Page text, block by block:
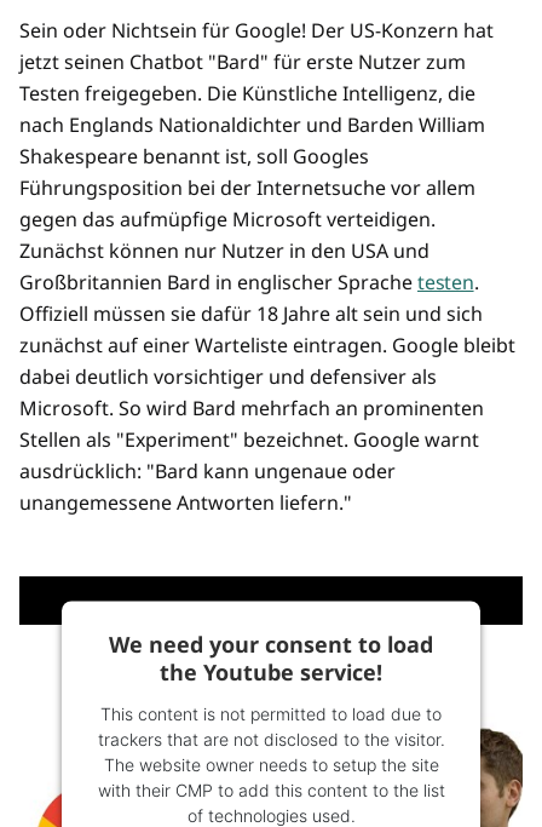
Sein oder Nichtsein für Google! Der US-Konzern hat
jetzt seinen Chatbot "Bard" für erste Nutzer zum
Testen freigegeben. Die Künstliche Intelligenz, die
nach Englands Nationaldichter und Barden William
Shakespeare benannt ist, soll Googles
Führungsposition bei der Internetsuche vor allem
gegen das aufmüpfige Microsoft verteidigen.
Zunächst können nur Nutzer in den USA und
Großbritannien Bard in englischer Sprachetesten.
Offiziell müssen sie dafür 18 Jahre alt sein und sich
zunächst auf einer Warteliste eintragen. Google bleibt
dabei deutlich vorsichtiger und defensiver als
Microsoft. So wird Bard mehrfach an prominenten
Stellen als "Experiment" bezeichnet. Google warnt
ausdrücklich: "Bard kann ungenaue oder
unangemessene Antworten liefern."
We need your consent to load
the Youtube service!
This content is not permitted to load due to
trackers that are not disclosed to the visitor.
The website owner needs to setup the site
with their CMP to add this content to the list
of technologies used.